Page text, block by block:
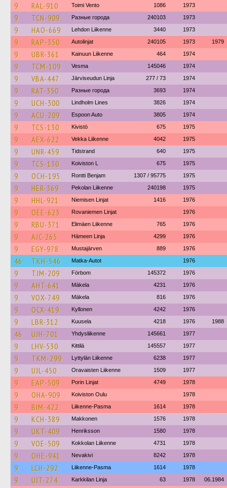
9 RAL-910 Toimi Vento 1086 1973
9 TCN-909 Разные города 240103 1973
9 HAO-669 Lehdon Liikenne 3440 1973
9 RAP-350 Autolinjat 240105 1973 1979
9 UBR-361 Kainuun Liikenne 464 1974
9 TCM-109 Vesma 145046 1974
9 VBA-447 Järviseudun Linja 277 / 73 1974
9 RAT-350 Разные города 3693 1974
9 UCH-300 Lindholm Lines 3826 1974
9 ACU-209 Espoon Auto 3805 1974
9 TCS-130 Kivistö 675 1975
9 AEX-622 Vekka Liikenne 4042 1975
9 UNR-459 Tidstrand 640 1975
9 TCS-130 Koiviston L 675 1975
9 OCH-195 Rontti Benjam 1307 / 95775 1975
9 HER-369 Pekolan Liikenne 240198 1975
9 HHL-921 Niemisen Linjat 1416 1976
9 OEE-623 Rovaniemen Linjat 1976
9 RBU-371 Elimäen Liikenne 765 1976
9 AJC-265 Hämeen Linja 4299 1976
9 EGY-978 Mustajärven 889 1976
46 TKH-546 Matka-Autot 1976
9 TJM-209 Förbom 145372 1976
9 AHT-641 Mäkela 4231 1976
9 VOX-749 Mäkela 816 1976
9 OCX-419 Kyllonen 4242 1976
9 LBR-312 Kuusela 4218 1976 1988
46 UJH-701 Yhdysliikenne 145661 1977
9 LHV-530 Kittilä 145557 1977
9 TKM-299 Lyttylän Liikenne 6238 1977
9 UJL-450 Oravaisten Liikenne 1509 1977
9 EAP-509 Porin Linjat 4749 1978
9 OHA-909 Koiviston Oulu 1978
9 BIM-422 Liikenne-Pasma 1614 1978
9 KCH-389 Makkonen 1576 1978
9 UKT-409 Henriksson 1580 1978
9 VOE-509 Kokkolan Liikenne 4731 1978
9 OHE-941 Nevakivi 8242 1978
9 LCH-292 Liikenne-Pasma 1614 1978
9 UJT-274 Karkkilan Linja 63 1978 06.1984